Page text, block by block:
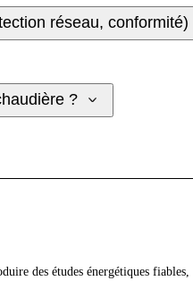
réseau, conformité)
?
des études énergétiques